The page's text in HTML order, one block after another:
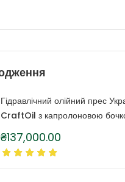
Гідравлічний олійний прес
CraftOil з капролоновою
₴137,000.00